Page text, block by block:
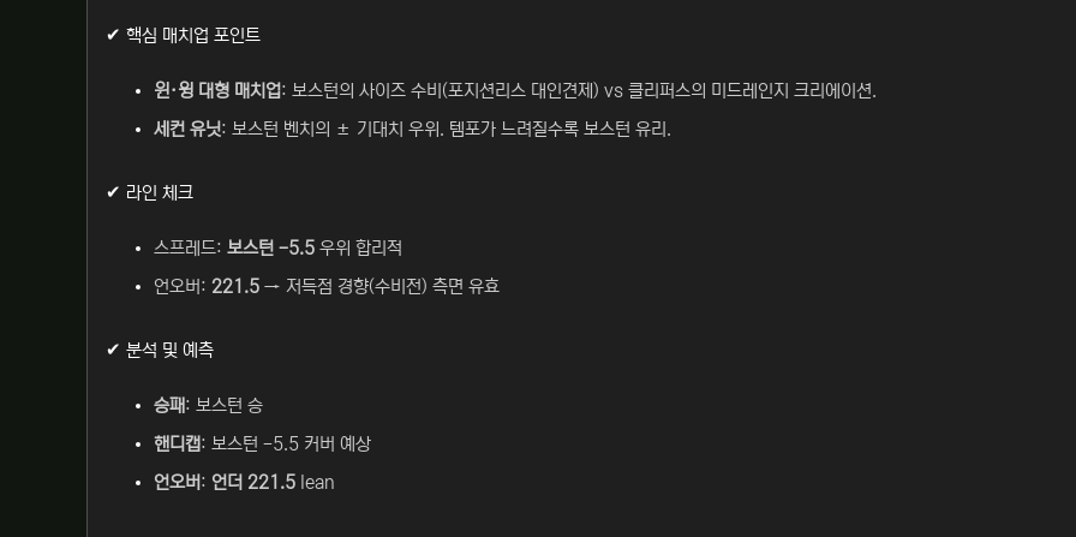
✔ 핵심 매치업 포인트
윈·윙 대형 매치업: 보스턴의 사이즈 수비(포지션리스 대인견제) vs 클리퍼스의 미드레인지 크리에이션.
세컨 유닛: 보스턴 벤치의 ± 기대치 우위. 템포가 느려질수록 보스턴 유리.
✔ 라인 체크
스프레드: 보스턴 -5.5 우위 합리적
언오버: 221.5 → 저득점 경향(수비전) 측면 유효
✔ 분석 및 예측
승패: 보스턴 승
핸디캡: 보스턴 -5.5 커버 예상
언오버: 언더 221.5 lean